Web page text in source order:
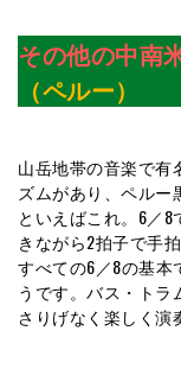
その他の中南
（ペルー）
山岳地帯の音楽で有
ズムがあり、ペルー
といえばこれ。6／8
きながら2拍子で手
すべての6／8の基本
うです。バス・トラ
さりげなく楽しく演